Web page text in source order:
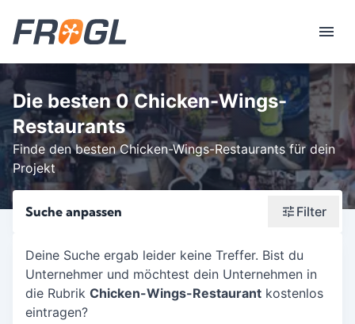
Die besten 0 Chicken-Wings-
Restaurants
Finde den besten Chicken-Wings-Restaurants für dein
Projekt
Suche anpassen Filter
Wonach suchst du?
Stadt oder Postleitzahl
Deine Suche ergab leider keine Treffer. Bist du
Unternehmer und möchtest dein Unternehmen in
die Rubrik Chicken-Wings-Restaurant kostenlos
eintragen?